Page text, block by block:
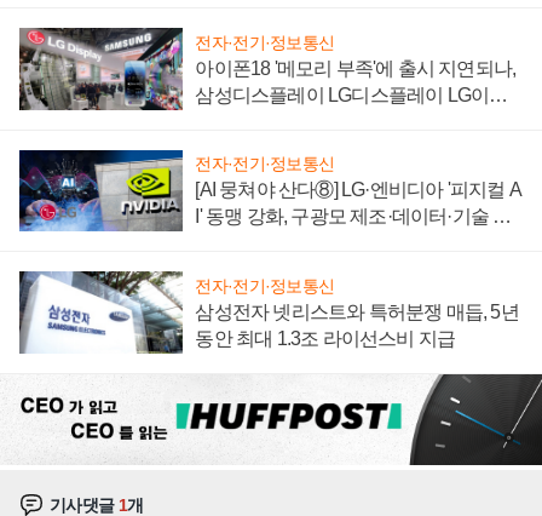
전자·전기·정보통신
아이폰18 '메모리 부족'에 출시 지연되나,
삼성디스플레이 LG디스플레이 LG이노
전자·전기·정보통신
[AI 뭉쳐야 산다⑧] LG·엔비디아 '피지컬 A
I' 동맹 강화, 구광모 제조·데이터·기술 결
전자·전기·정보통신
삼성전자 넷리스트와 특허분쟁 매듭, 5년
동안 최대 1.3조 라이선스비 지급
기사댓글 1개